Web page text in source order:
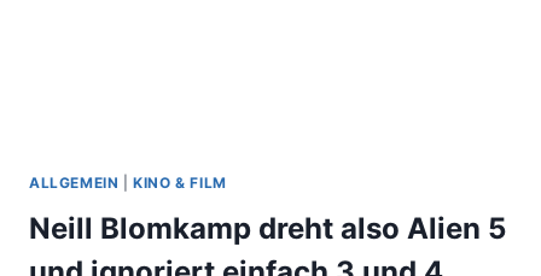
ALLGEMEIN |KINO & FILM
Neill Blomkamp dreht also Alien 5